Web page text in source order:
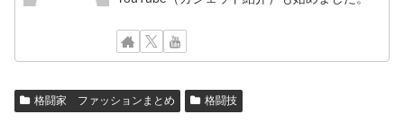
格闘家 ファッションまとめ 格闘技